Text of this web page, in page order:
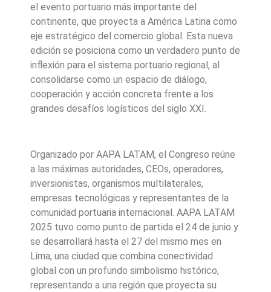
el evento portuario más importante del
continente, que proyecta a América Latina como
eje estratégico del comercio global. Esta nueva
edición se posiciona como un verdadero punto de
inflexión para el sistema portuario regional, al
consolidarse como un espacio de diálogo,
cooperación y acción concreta frente a los
grandes desafíos logísticos del siglo XXI.
Organizado por AAPA LATAM, el Congreso reúne
a las máximas autoridades, CEOs, operadores,
inversionistas, organismos multilaterales,
empresas tecnológicas y representantes de la
comunidad portuaria internacional. AAPA LATAM
2025 tuvo como punto de partida el 24 de junio y
se desarrollará hasta el 27 del mismo mes en
Lima, una ciudad que combina conectividad
global con un profundo simbolismo histórico,
representando a una región que proyecta su